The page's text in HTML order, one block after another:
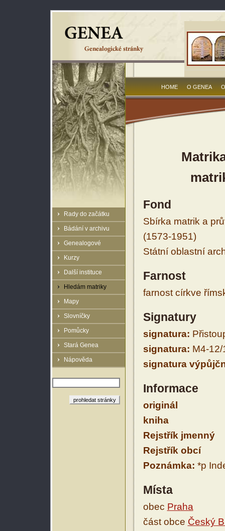
Rady do začátku
Bádání v archivu
Genealogové
Kurzy
Další instituce
Hledám matriky
Mapy
Slovníčky
Pomůcky
Stará Genea
Nápověda
HOME O GENEA
Fond
Sbírka matrik a
(1573-1951)
Státní oblastní
Farnost
farnost církve
Signatury
signatura:
signatura: M4-12/
signatura
Informace
originál
kniha
Rejstřík jmenný
Rejstřík obcí
Poznámka: *p
Místa
obec Praha
část obce Český